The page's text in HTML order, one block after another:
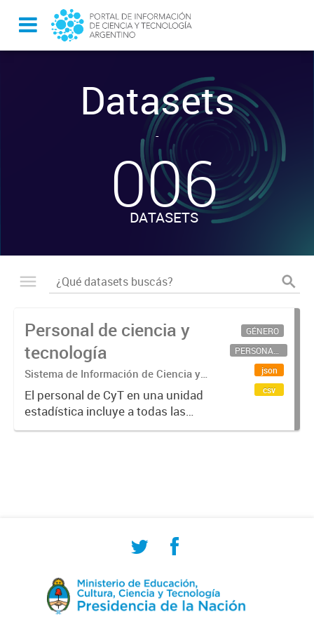
Datasets
-
006
DATASETS
Personal de ciencia y
tecnología
Sistema de Información de Ciencia y
Tecnología Argentino (SICYTAR)
El personal de CyT en una unidad
estadística incluye a todas las
personas involucradas
GÉNERO
PERSONAL CIENTÍFICO-TECNOLÓGICO
json
csv